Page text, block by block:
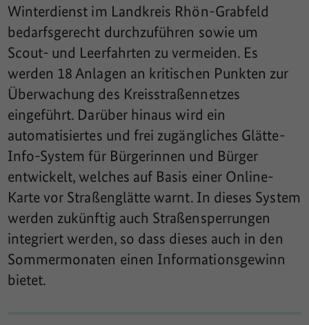
Winterdienst im Landkreis Rhön-Grabfeld
bedarfsgerecht durchzuführen sowie um
Scout- und Leerfahrten zu vermeiden. Es
werden 18 Anlagen an kritischen Punkten zur
Überwachung des Kreisstraßennetzes
eingeführt. Darüber hinaus wird ein
automatisiertes und frei zugängliches Glätte-
Info-System für Bürgerinnen und Bürger
entwickelt, welches auf Basis einer Online-
Karte vor Straßenglätte warnt. In dieses System
werden zukünftig auch Straßensperrungen
integriert werden, so dass dieses auch in den
Sommermonaten einen Informationsgewinn
bietet.